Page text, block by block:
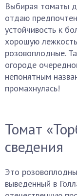
Выбирая томаты
отдаю
устойчивость к
хорошую
розовоплодные.
огороде
непонятным
промахнулась!
Томат
сведения
Это
выведенный в